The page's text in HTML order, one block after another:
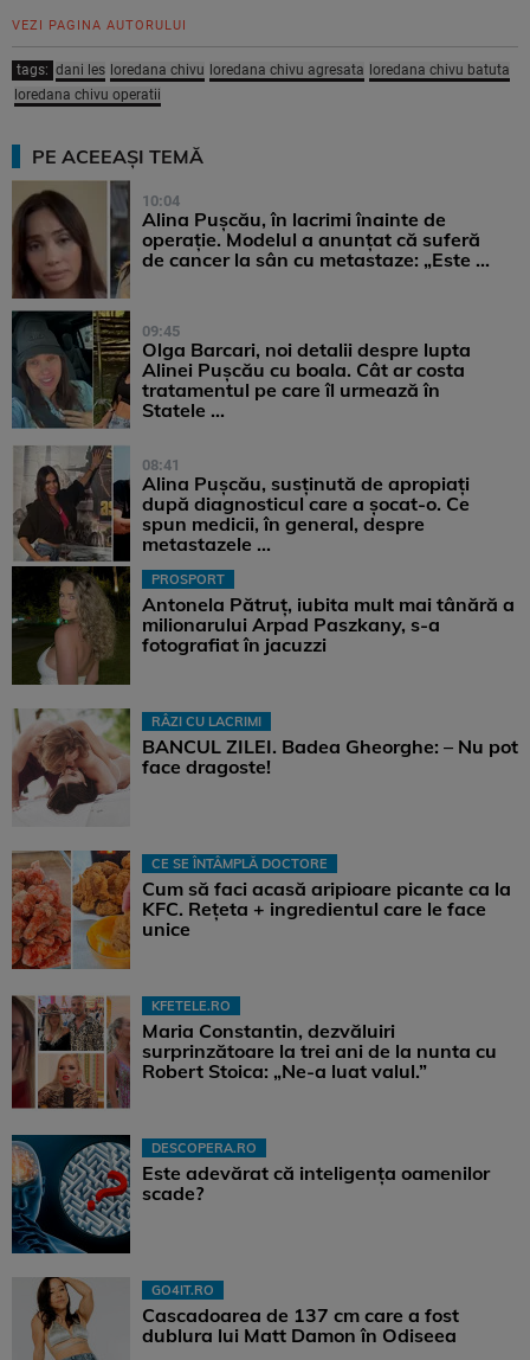
VEZI PAGINA AUTORULUI
tags: dani les loredana chivu loredana chivu agresata loredana chivu batuta
loredana chivu operatii
PE ACEEAȘI TEMĂ
10:04
Alina Pușcău, în lacrimi înainte de
operație. Modelul a anunțat că suferă
de cancer la sân cu metastaze: „Este ...
09:45
Olga Barcari, noi detalii despre lupta
Alinei Pușcău cu boala. Cât ar costa
tratamentul pe care îl urmează în
Statele ...
08:41
Alina Pușcău, susținută de apropiați
după diagnosticul care a șocat-o. Ce
spun medicii, în general, despre
metastazele ...
PROSPORT
Antonela Pătruț, iubita mult mai tânără a
milionarului Arpad Paszkany, s-a
fotografiat în jacuzzi
RÂZI CU LACRIMI
BANCUL ZILEI. Badea Gheorghe: – Nu pot
face dragoste!
CE SE ÎNTÂMPLĂ DOCTORE
Cum să faci acasă aripioare picante ca la
KFC. Rețeta + ingredientul care le face
unice
KFETELE.RO
Maria Constantin, dezvăluiri
surprinzătoare la trei ani de la nunta cu
Robert Stoica: „Ne-a luat valul.”
DESCOPERA.RO
Este adevărat că inteligența oamenilor
scade?
GO4IT.RO
Cascadoarea de 137 cm care a fost
dublura lui Matt Damon în Odiseea